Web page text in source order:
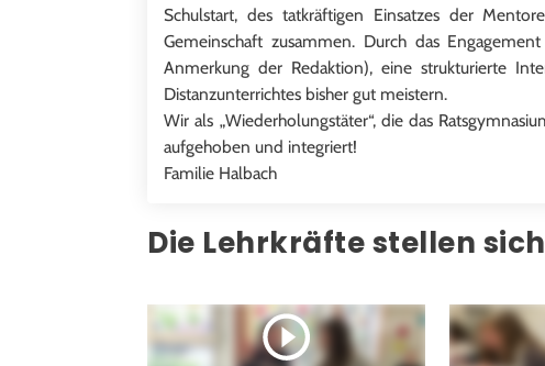
Schulstart, des tatkräftigen Einsatzes der
Gemeinschaft zusammen. Durch das
Anmerkung der Redaktion), eine strukturierte
Distanzunterrichtes bisher gut meistern.
Wir als „Wiederholungstäter“, die das
aufgehoben und integriert!
Familie Halbach
Die Lehrkräfte stellen